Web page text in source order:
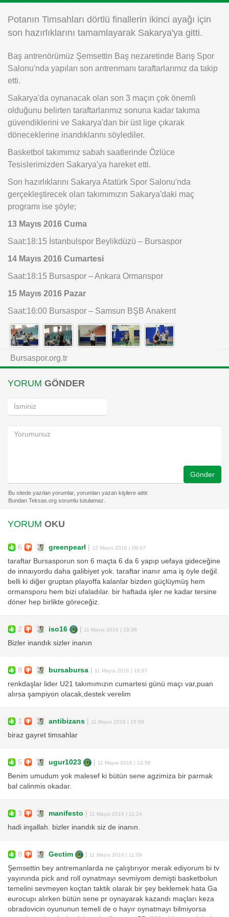
Instagram
iOS
Potanın Timsahları dörtlü finallerin ikinci ayağı için
son hazırlıklarını tamamlayarak Sakarya'ya gitti.
Baş antrenörümüz Şemsettin Baş nezaretinde Barış Spor
Salonu'nda yapılan son antrenmanı taraftarlarımız da takip
etti.
Sakarya'da oynanacak olan son 3 maçın çok önemli
olduğunu belirten taraftarlarımız sonuna kadar takıma
güvendiklerini ve Sakarya'dan bir üst lige çıkarak
döneceklerine inandıklarını söylediler.
Basketbol takımımız sabah saatlerinde Özlüce
Tesislerimizden Sakarya'ya hareket etti.
Son hazırlıklarını Sakarya Atatürk Spor Salonu'nda
gerçekleştirecek olan takımımızın Sakarya'daki maç
programı ise şöyle;
13 Mayıs 2016 Cuma
Saat:18:15 İstanbulspor Beylikdüzü – Bursaspor
14 Mayıs 2016 Cumartesi
Saat:18:15 Bursaspor – Ankara Ormanspor
15 Mayıs 2016 Pazar
Saat:16:00 Bursaspor – Samsun BŞB Anakent
Bursaspor.org.tr
YORUM GÖNDER
Gönder
YORUM OKU
6 greenpearl | 12 Mayıs 2016 | 08:47
taraftar Bursasporun son 6 maçta 6 da 6 yapıp uefaya gideceğine
de innaıyordu daha galibiyet yok. taraftar inanır ama iş öyle değil.
belli ki diğer gruptan playoffa kalanlar bizden güçlüymüş hem
ormansporu hem bizi ufaladılar. bir haftada işler ne kadar tersine
döner hep birlikte göreceğiz.
2 iso16 | 11 Mayıs 2016 | 19:36
Bizler inandık sizler inanın
8 bursabursa | 11 Mayıs 2016 | 16:07
renkdaşlar lider U21 takımımızın cumartesi günü maçı var,puan
alırsa şampiyon olacak,destek verelim
1 antibizans | 11 Mayıs 2016 | 15:58
biraz gayret timsahlar
5 ugur1023 | 11 Mayıs 2016 | 12:58
Benim umudum yok malesef ki bütün sene agzimiza bir parmak
bal calinmis okadar.
3 manifesto | 11 Mayıs 2016 | 11:24
hadi inşallah. bizler inandık siz de inanın.
8 Gectim | 11 Mayıs 2016 | 11:09
Şemsettin bey antremanlarda ne çalıştırıyor merak ediyorum bi tv
yayınında pick and roll oynatmayı sevmiyom demişti basketbolun
temelini sevmeyen koçtan taktik olarak bir şey beklemek hata Ga
eurocupı alırken bütün sene pr oynayarak kazandı maçları keza
obradovicin oyununun temeli de o hayır oynatmayı bilmiyorsa